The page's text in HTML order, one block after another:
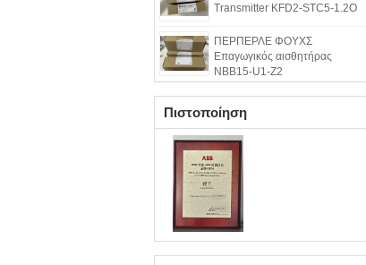
Transmitter KFD2-STC5-1.2O
ΠΕΡΠΕΡΛΕ ΦΟΥΧΣ
Επαγωγικός αισθητήρας
NBB15-U1-Z2
Πιστοποίηση